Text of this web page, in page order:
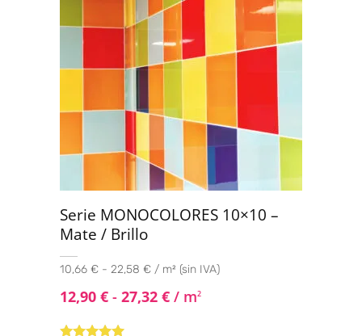
Serie MONOCOLORES 10×10 –
Mate / Brillo
10,66 € - 22,58 € / m² (sin IVA)
12,90 € - 27,32 € / m2